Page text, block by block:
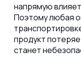
напрямую
Поэтому любая
продукт
станет